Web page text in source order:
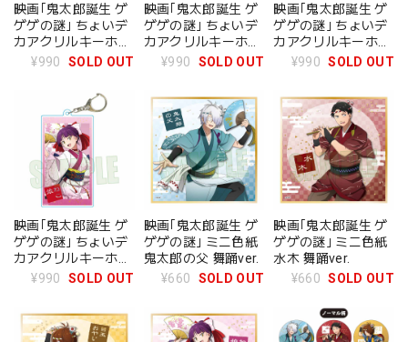
映画｢鬼太郎誕生 ゲ
ゲゲの謎｣ ちょいデ
カアクリルキーホル
ダー 鬼太郎の父 舞
¥990 SOLD OUT
映画｢鬼太郎誕生 ゲ
ゲゲの謎｣ ちょいデ
カアクリルキーホル
ダー 水木 舞踊ver.
¥990 SOLD OUT
映画｢鬼太郎誕生 ゲ
ゲゲの謎｣ ちょいデ
カアクリルキーホル
ダー 鬼太郎&目玉お
¥990 SOLD OUT
映画｢鬼太郎誕生 ゲ
ゲゲの謎｣ ちょいデ
カアクリルキーホル
ダー ねこ娘 舞踊ver.
¥990 SOLD OUT
映画｢鬼太郎誕生 ゲ
ゲゲの謎｣ ミニ色紙
鬼太郎の父 舞踊ver.
¥660
SOLD OUT
映画｢鬼太郎誕生 ゲ
ゲゲの謎｣ ミニ色紙
水木 舞踊ver.
¥660 SOLD OUT